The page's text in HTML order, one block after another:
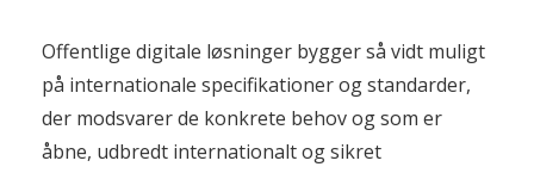
Offentlige digitale løsninger bygger så vidt muligt
på internationale specifikationer og standarder,
der modsvarer de konkrete behov og som er
åbne, udbredt internationalt og sikret